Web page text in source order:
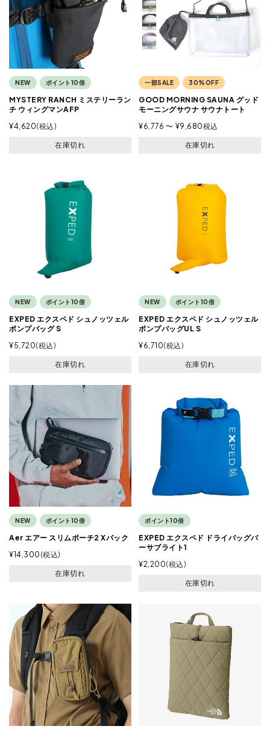
NEW ポイント10倍
MYSTERY RANCH ミステリーラン
チ ウィングマンAFP
¥4,620 税込
在庫切れ
一部SALE 30%OFF
GOOD MORNING SAUNA グッド
モーニングサウナ サウナトート
¥6,776 〜 ¥9,680税込
在庫切れ
NEW ポイント10倍
EXPED エクスペド シュノッツェル
ポンプバッグ S
¥5,720 税込
在庫切れ
NEW ポイント10倍
EXPED エクスペド シュノッツェル
ポンプバッグUL S
¥6,710 税込
在庫切れ
NEW ポイント10倍
Aer エアー スリムポーチ2 Xパック
¥14,300 税込
在庫切れ
ポイント10倍
EXPED エクスペド ドライバッグバ
ーサブライト1
¥2,200 税込
在庫切れ